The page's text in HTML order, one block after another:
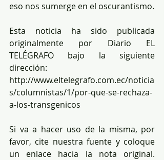
eso nos sumerge en el oscurantismo.
Esta noticia ha sido publicada
originalmente por Diario EL
TELÉGRAFO bajo la siguiente
dirección:
http://www.eltelegrafo.com.ec/noticia
s/columnistas/1/por-que-se-rechaza-
a-los-transgenicos
Si va a hacer uso de la misma, por
favor, cite nuestra fuente y coloque
un enlace hacia la nota original.